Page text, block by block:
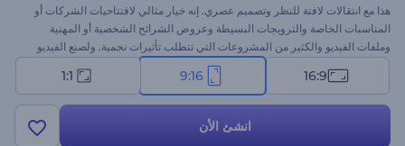
هذا مع انتقالات لافتة للنظر وتصميم عصري. إنه خيار مثالي لافتتاحيات الشركات أو
المناسبات الخاصة والترويجات البسيطة وعروض الشرائح الشخصية أو المهنية
وملفات الفيديو والكثير من المشروعات التي تتطلب تأثيرات نجمية. ولصنع الفيديو
الخاص بك فقم برفع صورك وتغيير النص وإضافة الموسيقى واحصل على فيديو في
دقائق قليلة مجانًا16:9
9:16
1:1
انشئ الأن